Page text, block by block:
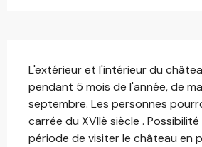
L'extérieur et l'intérieur du
pendant 5 mois de l'année, de
septembre. Les personnes
carrée du XVIIè siècle .
période de visiter le château en